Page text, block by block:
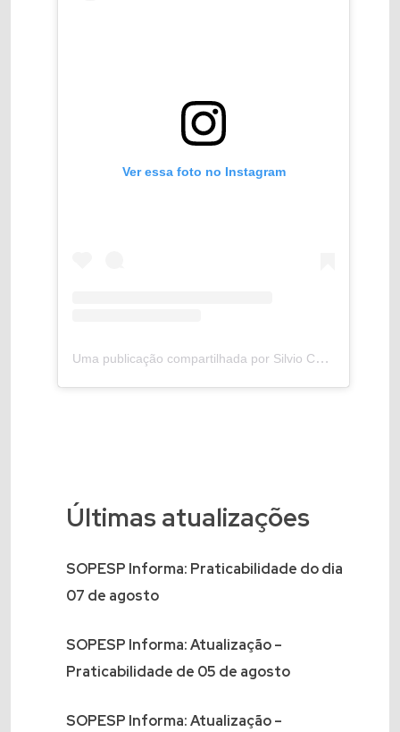
Ver essa foto no Instagram
Uma publicação compartilhada por Silvio Costa Filho (@silviocostafilho)
Últimas atualizações
SOPESP Informa: Praticabilidade do dia
07 de agosto
SOPESP Informa: Atualização –
Praticabilidade de 05 de agosto
SOPESP Informa: Atualização –